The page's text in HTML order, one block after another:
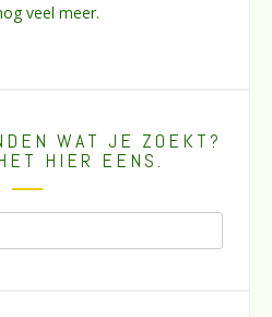
veel meer.
WAT JE ZOEKT?
HIER EENS.